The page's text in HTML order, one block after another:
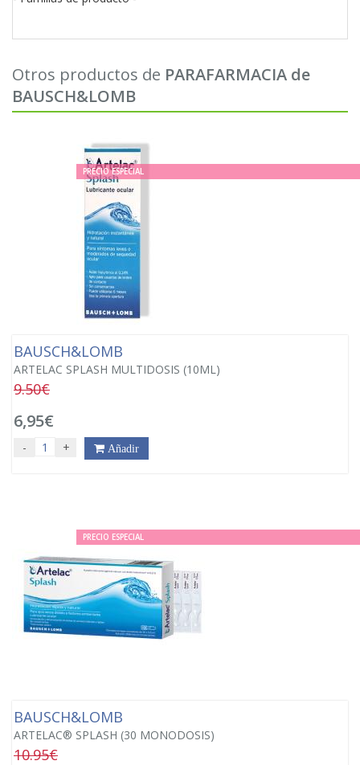
Otros productos de PARAFARMACIA de
BAUSCH&LOMB
PRECIO ESPECIAL
BAUSCH&LOMB
ARTELAC SPLASH MULTIDOSIS (10ML)
9.50€
6,95€
- + Añadir
PRECIO ESPECIAL
BAUSCH&LOMB
ARTELAC® SPLASH (30 MONODOSIS)
10.95€